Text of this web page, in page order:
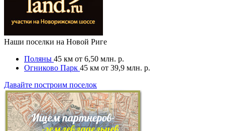
Наши поселки на Новой Риге
Поляны 45 км от 6,50 млн. р.
Огниково Парк 45 км от 39,9 млн. р.
Давайте построим поселок